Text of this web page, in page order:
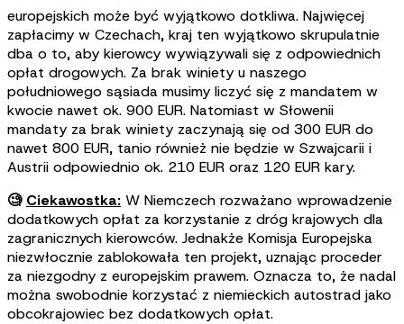
europejskich może być wyjątkowo dotkliwa. Najwięcej
zapłacimy w Czechach, kraj ten wyjątkowo skrupulatnie
dba o to, aby kierowcy wywiązywali się z odpowiednich
opłat drogowych. Za brak winiety u naszego
południowego sąsiada musimy liczyć się z mandatem w
kwocie nawet ok. 900 EUR. Natomiast w Słowenii
mandaty za brak winiety zaczynają się od 300 EUR do
nawet 800 EUR, tanio również nie będzie w Szwajcarii i
Austrii odpowiednio ok. 210 EUR oraz 120 EUR kary.
🧐 Ciekawostka: W Niemczech rozważano wprowadzenie
dodatkowych opłat za korzystanie z dróg krajowych dla
zagranicznych kierowców. Jednakże Komisja Europejska
niezwłocznie zablokowała ten projekt, uznając proceder
za niezgodny z europejskim prawem. Oznacza to, że nadal
można swobodnie korzystać z niemieckich autostrad jako
obcokrajowiec bez dodatkowych opłat.